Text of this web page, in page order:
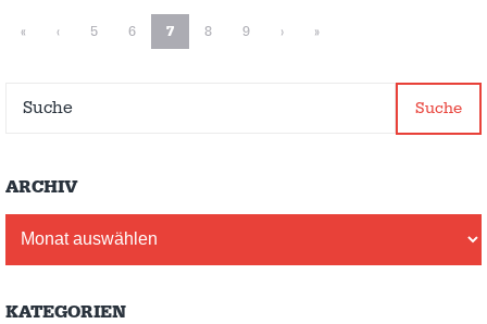
« ‹ 5 6 7 8 9 › »
Suche
ARCHIV
KATEGORIEN